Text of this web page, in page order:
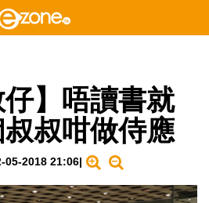
仔】唔讀書就
叔咁做侍應
05-2018 21:06|